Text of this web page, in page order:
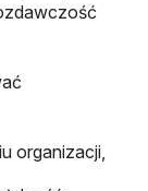
organizacji,